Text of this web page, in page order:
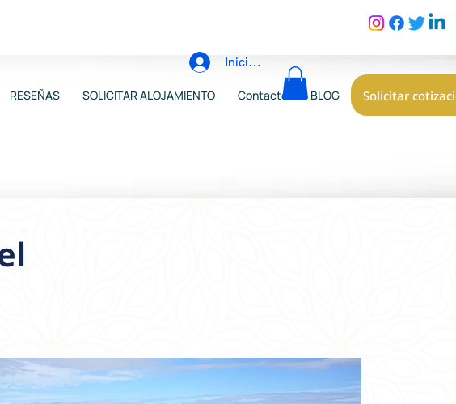
RESEÑAS SOLICITAR ALOJAMIENTO Contacto BLOG Solicitar
Iniciar sesión